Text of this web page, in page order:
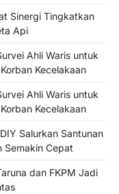
Sinergi Tingkatkan
Api
Ahli Waris untuk
Kecelakaan
Ahli Waris untuk
Kecelakaan
Salurkan Santunan
Semakin Cepat
dan FKPM Jadi